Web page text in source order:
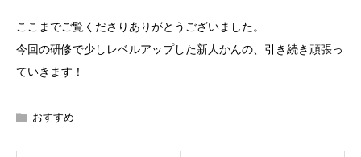
ここまでご覧くださりありがとうございました。
今回の研修で少しレベルアップした新人かんの、引き続き頑張っ
ていきます！
おすすめ